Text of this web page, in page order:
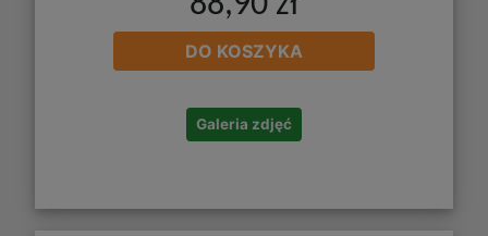
DO KOSZYKA
Galeria zdjęć